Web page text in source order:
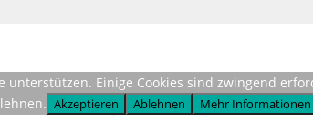
Einige Cookies sind zwingend
Akzeptieren Ablehnen Mehr Informationen